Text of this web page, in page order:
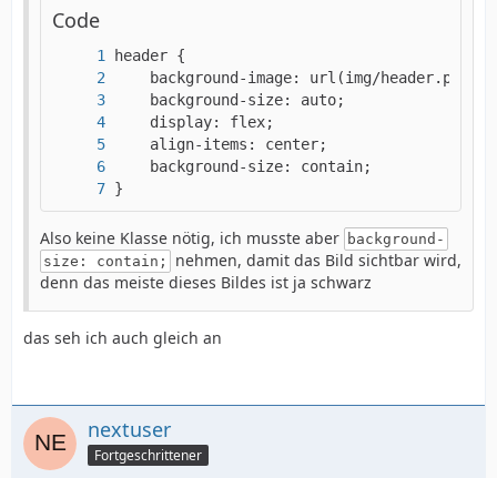
Code
}
Also keine Klasse nötig, ich musste aber background-
size: contain;
nehmen, damit das Bild sichtbar wird,
denn das meiste dieses Bildes ist ja schwarz
das seh ich auch gleich an
nextuser
Fortgeschrittener